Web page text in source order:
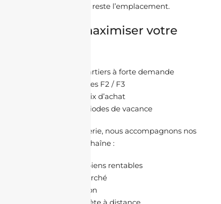
Le facteur numéro 1 reste l’emplacement.
Comment maximiser votre
choisir des quartiers à forte demande
investir dans des F2 / F3
optimiser le prix d’achat
réduire les périodes de vacance
Jacheteenalgerie, nous accompagnons nos
clients sur toute la chaîne :
sélection des biens rentables
analyse du marché
mise en location
gestion complète à distance